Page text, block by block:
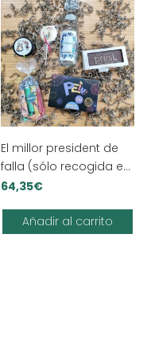
El millor president de
falla (sólo recogida en
tienda)
64,35€
Añadir al carrito